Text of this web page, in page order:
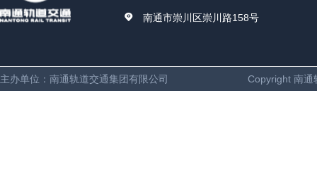
南通市崇川区崇川路158号
主办单位：南通轨道交通集团有限公司 Copyright 南通